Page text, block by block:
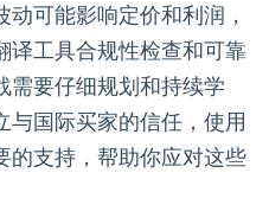
可能影响定价和利润，
译工具合规性检查和可靠
需要仔细规划和持续学
与国际买家的信任，使用
的支持，帮助你应对这些